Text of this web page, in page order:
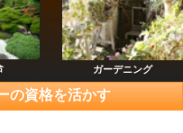
ガーデニング
の資格を活かす